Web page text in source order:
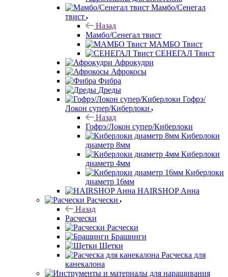
Мамбо/Сенегал
твист
Назад
Мамбо/Сенегал твист
МАМБО Твист
СЕНЕГАЛ Твист
Афрокудри
Афрокосы
Фибра
Дреды
Гофрэ/
Локон супер/Киберлоки
Назад
Гофрэ/Локон супер/Киберлоки
Киберлоки
диаметр 8мм
Киберлоки
диаметр 4мм
Киберлоки
диаметр 16мм
HAIRSHOP Анна
Расчески
Назад
Расчески
Расчески
Брашинги
Щетки
Расческа для
канекалона